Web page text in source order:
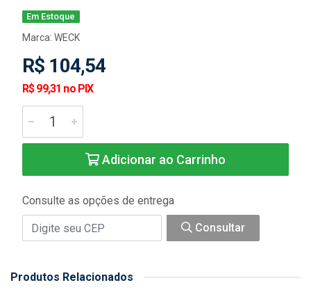
Em Estoque
Marca: WECK
R$ 104,54
R$ 99,31 no PIX
Adicionar ao Carrinho
Consulte as opções de entrega
Consultar
Produtos Relacionados